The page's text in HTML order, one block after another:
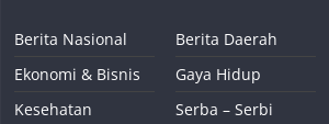
Berita Nasional
Ekonomi & Bisnis
Kesehatan
Berita Daerah
Gaya Hidup
Serba – Serbi